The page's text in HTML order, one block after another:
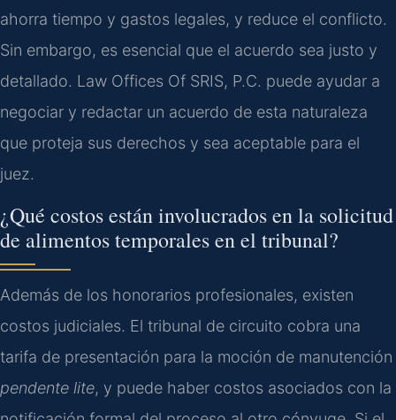
ahorra tiempo y gastos legales, y reduce el conflicto.
Sin embargo, es esencial que el acuerdo sea justo y
detallado. Law Offices Of SRIS, P.C. puede ayudar a
negociar y redactar un acuerdo de esta naturaleza
que proteja sus derechos y sea aceptable para el
juez.
¿Qué costos están involucrados en la solicitud
de alimentos temporales en el tribunal?
Además de los honorarios profesionales, existen
costos judiciales. El tribunal de circuito cobra una
tarifa de presentación para la moción de manutención
pendente lite, y puede haber costos asociados con la